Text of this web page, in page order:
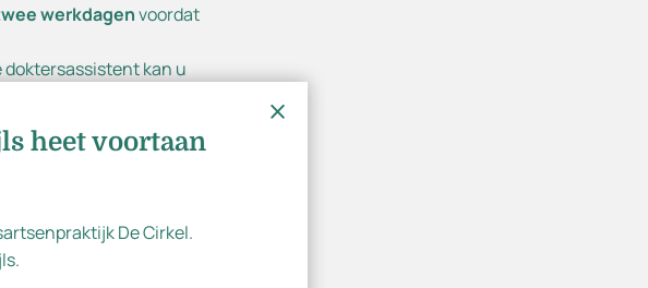
werkdagenvoordat
doktersassistent kan u
08:00 en 10:00 uur
heet voortaan
De Cirkel.